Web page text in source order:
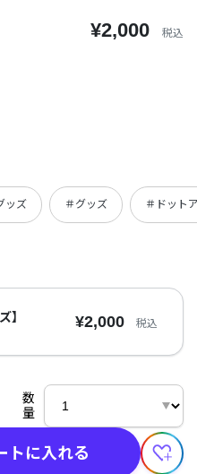
¥2,000 税込
ッズ ＃グッズ ＃ドット
】
¥2,000 税込
数
量
トに入れる